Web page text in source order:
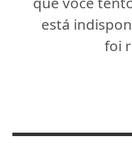
está
foi